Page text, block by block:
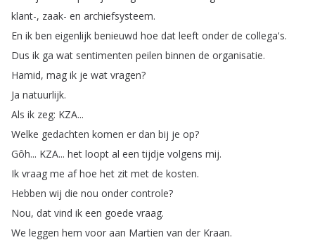
klant-, zaak- en archiefsysteem.
En ik ben eigenlijk benieuwd hoe dat leeft onder de collega's.
Dus ik ga wat sentimenten peilen binnen de organisatie.
Hamid, mag ik je wat vragen?
Ja natuurlijk.
Als ik zeg: KZA...
Welke gedachten komen er dan bij je op?
Gôh... KZA... het loopt al een tijdje volgens mij.
Ik vraag me af hoe het zit met de kosten.
Hebben wij die nou onder controle?
Nou, dat vind ik een goede vraag.
We leggen hem voor aan Martien van der Kraan.